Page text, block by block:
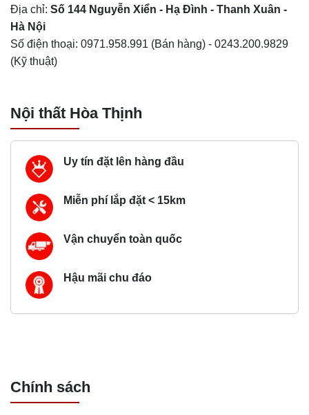
Địa chỉ: Số 144 Nguyễn Xiển - Hạ Đình - Thanh Xuân -
Hà Nội
Số điện thoại: 0971.958.991 (Bán hàng) - 0243.200.9829
(Kỹ thuật)
Nội thất Hòa Thịnh
Uy tín đặt lên hàng đầu
Miễn phí lắp đặt < 15km
Vận chuyển toàn quốc
Hậu mãi chu đáo
Chính sách